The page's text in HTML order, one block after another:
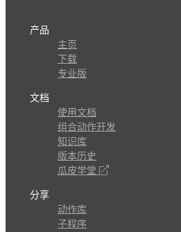
产品
主页
下载
专业版
文档
使用文档
组合动作开发
知识库
版本历史
瓜皮学堂
分享
动作库
子程序